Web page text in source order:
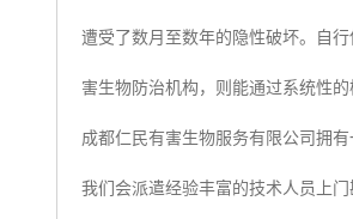
遭受了数月至数年的隐性破坏。自
害生物防治机构，则能通过系统性
成都仁民有害生物服务有限公司拥
我们会派遣经验丰富的技术人员上